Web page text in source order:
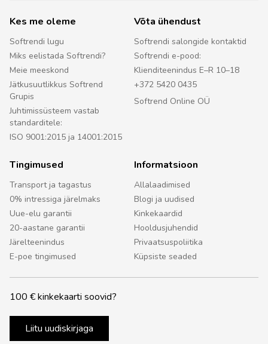
Kes me oleme
Softrendi lugu
Miks eelistada Softrendi?
Meie meeskond
Jätkusuutlikkus Softrend
Grupis
Juhtimissüsteem vastab
standarditele:
ISO 9001:2015 ja 14001:2015
Võta ühendust
Softrendi salongide kontaktid
Softrendi e-pood:
Klienditeenindus E–R 10–18
+372 5420 0435
Softrend Online OÜ
Tingimused
Transport ja tagastus
0% intressiga järelmaks
Uue-elu garantii
20-aastane garantii
Järelteenindus
E-poe tingimused
Informatsioon
Allalaadimised
Blogi ja uudised
Kinkekaardid
Hooldusjuhendid
Privaatsuspoliitika
Küpsiste seaded
100 € kinkekaarti soovid?
Liitu uudiskirjaga